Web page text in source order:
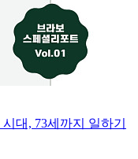
대, 73세까지 일하기